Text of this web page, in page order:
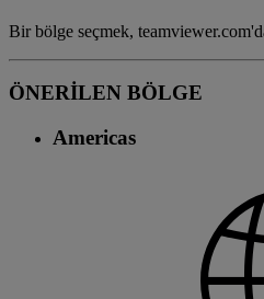
Bir bölge seçmek,
ÖNERİLEN BÖLGE
Americas